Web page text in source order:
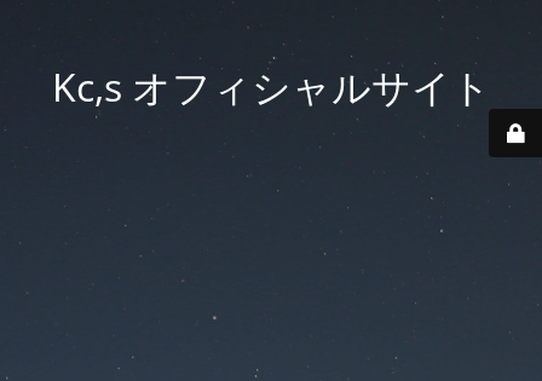
Kc,s オフィシャルサイト